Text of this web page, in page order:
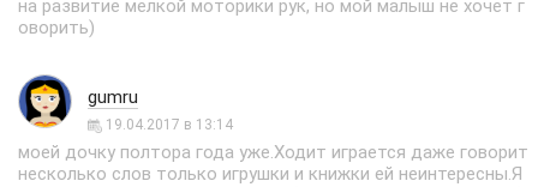
на развитие мелкой моторики рук, но мой малыш не хочет г
оворить)
gumru
19.04.2017 в 13:14
моей дочку полтора года уже.Ходит играется даже говорит
несколько слов только игрушки и книжки ей неинтересны.Я